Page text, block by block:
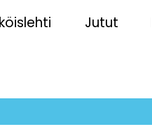
Jutut